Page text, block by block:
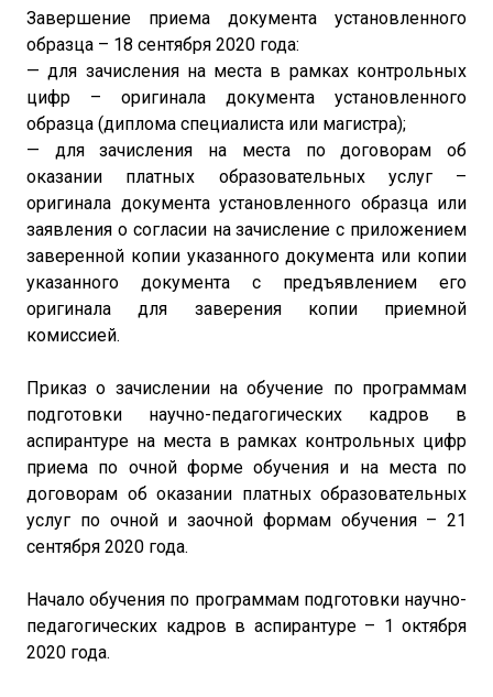
Завершение приема документа установленного
образца – 18 сентября 2020 года:
— для зачисления на места в рамках контрольных
цифр – оригинала документа установленного
образца (диплома специалиста или магистра);
— для зачисления на места по договорам об
оказании платных образовательных услуг –
оригинала документа установленного образца или
заявления о согласии на зачисление с приложением
заверенной копии указанного документа или копии
указанного документа с предъявлением его
оригинала для заверения копии приемной
комиссией.
Приказ о зачислении на обучение по программам
подготовки научно-педагогических кадров в
аспирантуре на места в рамках контрольных цифр
приема по очной форме обучения и на места по
договорам об оказании платных образовательных
услуг по очной и заочной формам обучения – 21
сентября 2020 года.
Начало обучения по программам подготовки научно-
педагогических кадров в аспирантуре – 1 октября
2020 года.